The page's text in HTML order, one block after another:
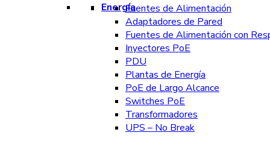
EnergíaFuentes de Alimentación
Adaptadores de Pared
Fuentes de Alimentación con
Inyectores PoE
PDU
Plantas de Energía
PoE de Largo Alcance
Switches PoE
Transformadores
UPS – No Break